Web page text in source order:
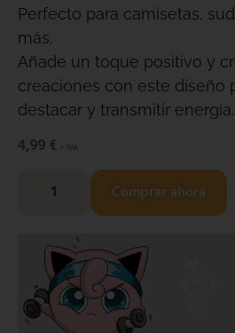
Perfecto para camisetas,
más.
Añade un toque positivo y
creaciones con este diseño
destacar y transmitir energía.
4,99 € + IVA
Comprar ahora